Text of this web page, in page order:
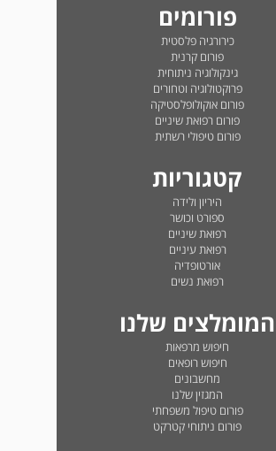
פורומים
כירורגיה פלסטית
פורום קרנית
גינקולוגיה ניתוחית
פרוקטולוגיה וטחורים
פורום אוקולופלסטיקה
פורום רפואת שיניים
פורום טיפולי רשתית
קטגוריות
היריון ולידה
ספורט וכושר
רפואת שיניים
רפואת עיניים
אורטופדיה
רפואת נשים
המומלצים שלנו
חיפוש מרפאות
חיפוש רופאים
מחשבונים
המגזין שלנו
פורום טיפול משפחתי
פורום ניתוחי קטרקט